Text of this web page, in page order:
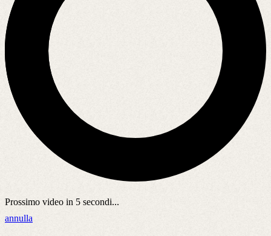
Prossimo video in 5 secondi...
annulla